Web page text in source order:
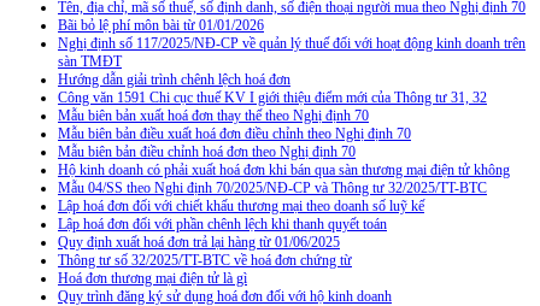
Tên, địa chỉ, mã số thuế, số định danh, số điện thoại người mua theo Nghị định 70
Bãi bỏ lệ phí môn bài từ 01/01/2026
Nghị định số 117/2025/NĐ-CP về quản lý thuế đối với hoạt động kinh doanh trên
sàn TMĐT
Hướng dẫn giải trình chênh lệch hoá đơn
Công văn 1591 Chi cục thuế KV I giới thiệu điểm mới của Thông tư 31, 32
Mẫu biên bản xuất hoá đơn thay thế theo Nghị định 70
Mẫu biên bản điều xuất hoá đơn điều chỉnh theo Nghị định 70
Mẫu biên bản điều chỉnh hoá đơn theo Nghị định 70
Hộ kinh doanh có phải xuất hoá đơn khi bán qua sàn thương mại điện tử không
Mẫu 04/SS theo Nghi định 70/2025/NĐ-CP và Thông tư 32/2025/TT-BTC
Lập hoá đơn đối với chiết khấu thương mại theo doanh số luỹ kế
Lập hoá đơn đối với phần chênh lệch khi thanh quyết toán
Quy định xuất hoá đơn trả lại hàng từ 01/06/2025
Thông tư số 32/2025/TT-BTC về hoá đơn chứng từ
Hoá đơn thương mại điện tử là gì
Quy trình đăng ký sử dụng hoá đơn đối với hộ kinh doanh